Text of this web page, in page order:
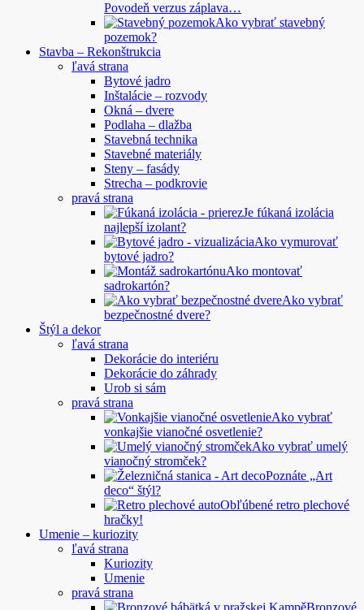
Povodeň verzus záplava…
Ako vybrať stavebný
pozemok?
Stavba – Rekonštrukcia
ľavá strana
Bytové jadro
Inštalácie – rozvody
Okná – dvere
Podlaha – dlažba
Stavebná technika
Stavebné materiály
Steny – fasády
Strecha – podkrovie
pravá strana
Je fúkaná izolácia
najlepší izolant?
Ako vymurovať
bytové jadro?
Ako montovať
sadrokartón?
Ako vybrať
bezpečnostné dvere?
Štýl a dekor
ľavá strana
Dekorácie do interiéru
Dekorácie do záhrady
Urob si sám
pravá strana
Ako vybrať
vonkajšie vianočné osvetlenie?
Ako vybrať umelý
vianočný stromček?
Poznáte „Art
deco“ štýl?
Obľúbené retro plechové
hračky!
Umenie – kuriozity
ľavá strana
Kuriozity
Umenie
pravá strana
Bronzové